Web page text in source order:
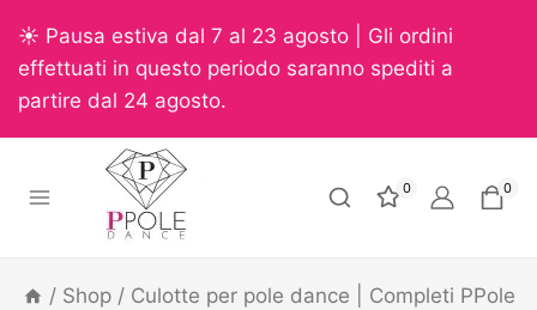
☀️ Pausa estiva dal 7 al 23 agosto | Gli ordini
effettuati in questo periodo saranno spediti a
partire dal 24 agosto.
0 0
/ Shop / Culotte per pole dance | Completi PPole